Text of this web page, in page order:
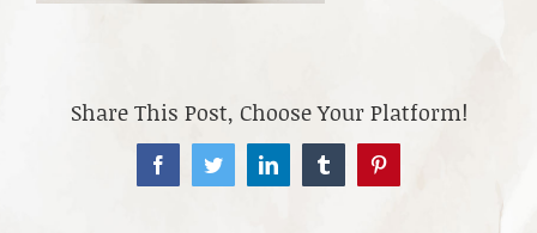
Share This Post, Choose Your Platform!
FacebookTwitterLinkedInTumblrPinterest